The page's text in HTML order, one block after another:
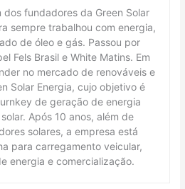
dos fundadores da Green Solar
sempre trabalhou com energia,
de óleo e gás. Passou por
Fels Brasil e White Matins. Em
no mercado de renováveis e
Solar Energia, cujo objetivo é
de geração de energia
Após 10 anos, além de
solares, a empresa está
para carregamento veicular,
energia e comercialização.